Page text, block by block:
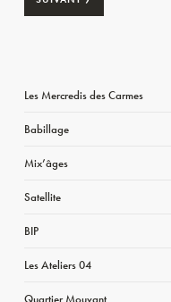
Les Mercredis des Carmes
Babillage
Mix’âges
Satellite
BIP
Les Ateliers 04
Quartier Mouvant